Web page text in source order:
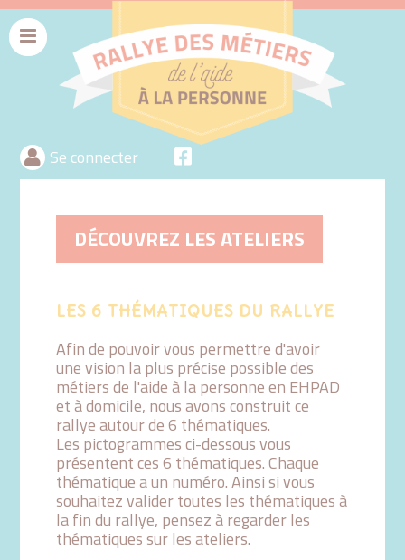
rallyeaide
Se connecter
Menu
DÉCOUVREZ LES ATELIERS
LES 6 THÉMATIQUES DU RALLYE
Afin de pouvoir vous permettre d'avoir
une vision la plus précise possible des
métiers de l'aide à la personne en EHPAD
et à domicile, nous avons construit ce
rallye autour de 6 thématiques.
Les pictogrammes ci-dessous vous
présentent ces 6 thématiques. Chaque
thématique a un numéro. Ainsi si vous
souhaitez valider toutes les thématiques à
la fin du rallye, pensez à regarder les
thématiques sur les ateliers.